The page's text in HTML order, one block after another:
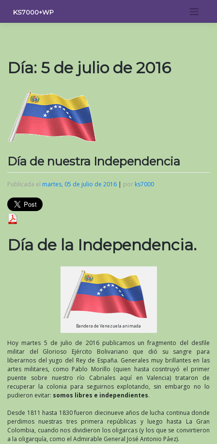
contenido
KS7000+WP
Día: 5 de julio de 2016
Día de nuestra Independencia
Publicada el martes, 05 de julio de 2016 | por ks7000
Día de la Independencia.
Bandera de Venezuela animada
Hoy martes 5 de julio de 2016 publicamos un fragmento del desfile
militar del Glorioso Ejército Bolivariano que dió su sangre para
liberarnos del yugo del Rey de España. Generales muy brillantes en las
artes militares, como Pablo Morillo (quien hasta cosntruyó el primer
puente sobre nuestro río Cabriales aquí en Valencia) trataron de
recuperar la colonia para seguirnos explotando, sin embargo no lo
pudieron evitar: somos libres e independientes.
Desde 1811 hasta 1830 fueron diecinueve años de lucha continua donde
perdimos nuestras tres primera repúblicas y luego hasta La Gran
Colombia, cuando nos dividieron los oligarcas (y los que se convirtieron
a la oligarquía, como el Admirable General José Antonio Páez).